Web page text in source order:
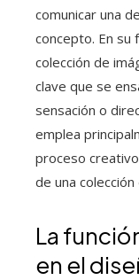
comunicar una
concepto. En su
colección de
clave que se
sensación o
emplea
proceso
de una
La
en el